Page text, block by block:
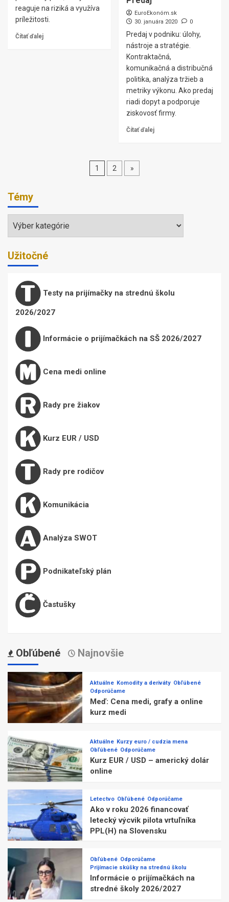
reaguje na riziká a využíva
príležitosti.
Čítať ďalej
EuroEkonóm.sk
30. januára 2020
0
Predaj v podniku: úlohy,
nástroje a stratégie.
Kontraktačná,
komunikačná a distribučná
politika, analýza tržieb a
metriky výkonu. Ako predaj
riadi dopyt a podporuje
ziskovosť firmy.
Čítať ďalej
Stránkovanie
1 2 »
Témy
Témy
Užitočné
Testy na prijímačky na strednú školu
2026/2027
Informácie o prijímačkách na SŠ 2026/2027
Cena medi online
Rady pre žiakov
Kurz EUR / USD
Rady pre rodičov
Komunikácia
Analýza SWOT
Podnikateľský plán
Častušky
Obľúbené Najnovšie
Aktuálne Komodity a deriváty Obľúbené
Odporúčame
Meď: Cena medi, grafy a online
kurz medi
Aktuálne Kurzy euro / cudzia mena
Obľúbené Odporúčame
Kurz EUR / USD – americký dolár
online
Letectvo Obľúbené Odporúčame
Ako v roku 2026 financovať
letecký výcvik pilota vrtuľníka
PPL(H) na Slovensku
Obľúbené Odporúčame
Prijímacie skúšky na strednú školu
Informácie o prijímačkách na
stredné školy 2026/2027